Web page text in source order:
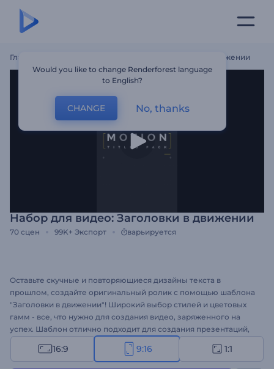
Главная Набор Для Видео: Заголовки В Движении
Набор для видео: Заголовки в движении
70 сцен 99K+ Экспорт варьируется
Оставьте скучные и повторяющиеся дизайны текста в
прошлом, создайте оригинальный ролик с помощью шаблона
"Заголовки в движении"! Широкий выбор стилей и цветовых
гамм - все, что нужно для создания видео, заряженного на
успех. Шаблон отлично подходит для создания презентаций,
заставки для компании, слайд-шоу, рекламы на ТВ и многого
другого. Просто введите свой текст, выберите стиль и
16:9 9:16 1:1
Would you like to change Renderforest language
to English?
CHANGE No, thanks